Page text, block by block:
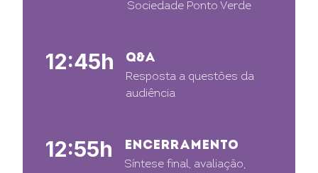
Sociedade Ponto Verde
12:45h Q&A
Resposta a questões da
audiência
12:55h ENCERRAMENTO
Síntese final, avaliação,